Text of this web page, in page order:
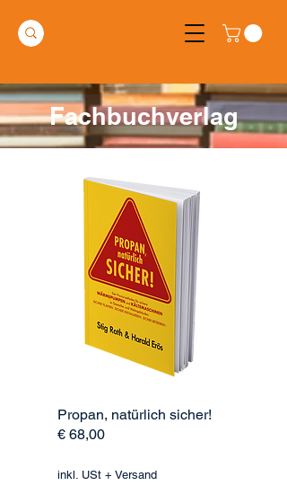
Fachbuchverlag
Propan, natürlich sicher!
€ 68,00
inkl. USt + Versand